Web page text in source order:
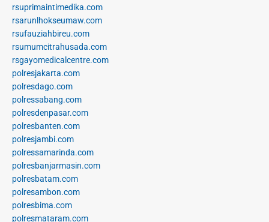
rsuprimaintimedika.com
rsarunlhokseumaw.com
rsufauziahbireu.com
rsumumcitrahusada.com
rsgayomedicalcentre.com
polresjakarta.com
polresdago.com
polressabang.com
polresdenpasar.com
polresbanten.com
polresjambi.com
polressamarinda.com
polresbanjarmasin.com
polresbatam.com
polresambon.com
polresbima.com
polresmataram.com